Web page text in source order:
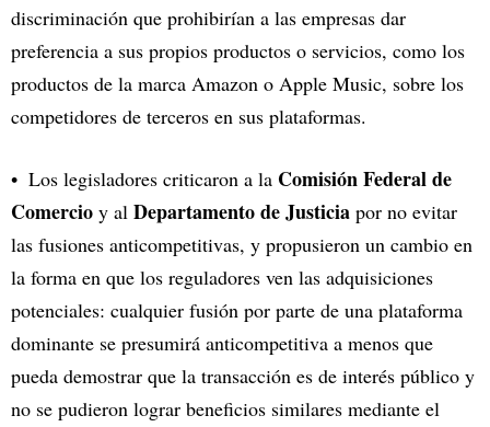
discriminación que prohibirían a las empresas dar
preferencia a sus propios productos o servicios, como los
productos de la marca Amazon o Apple Music, sobre los
competidores de terceros en sus plataformas.
Los legisladores criticaron a la Comisión Federal de
Comercio y al Departamento de Justicia por no evitar
las fusiones anticompetitivas, y propusieron un cambio en
la forma en que los reguladores ven las adquisiciones
potenciales: cualquier fusión por parte de una plataforma
dominante se presumirá anticompetitiva a menos que
pueda demostrar que la transacción es de interés público y
no se pudieron lograr beneficios similares mediante el